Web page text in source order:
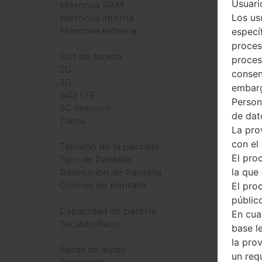
Memoria RAM
Memoria interna
Memoria externa
Slot de tarjeta
2G
3G
(4G) LTE
5G network
Datos
Tamaño de la pantalla
Tipo de Pantalla
Resolución de Pantalla
Colores de pantalla
Capacidad de batería
Teclado físico
Salida de audio
Los
de
La
con el
El
la que
El
En
base
la
un